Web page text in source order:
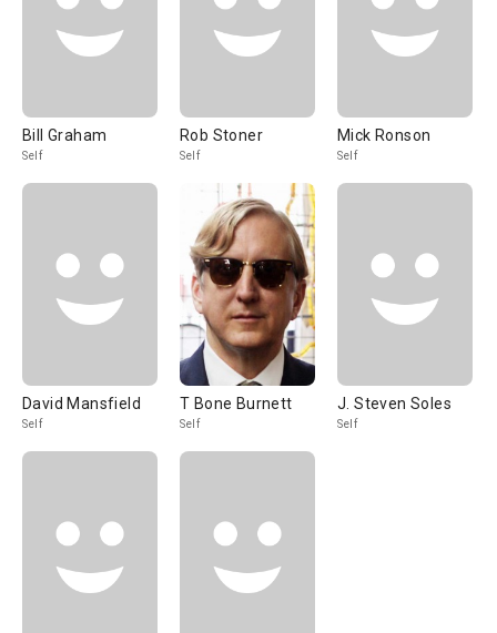
Bill Graham
Self
Rob Stoner
Self
Mick Ronson
Self
David Mansfield
Self
T Bone Burnett
Self
J. Steven Soles
Self